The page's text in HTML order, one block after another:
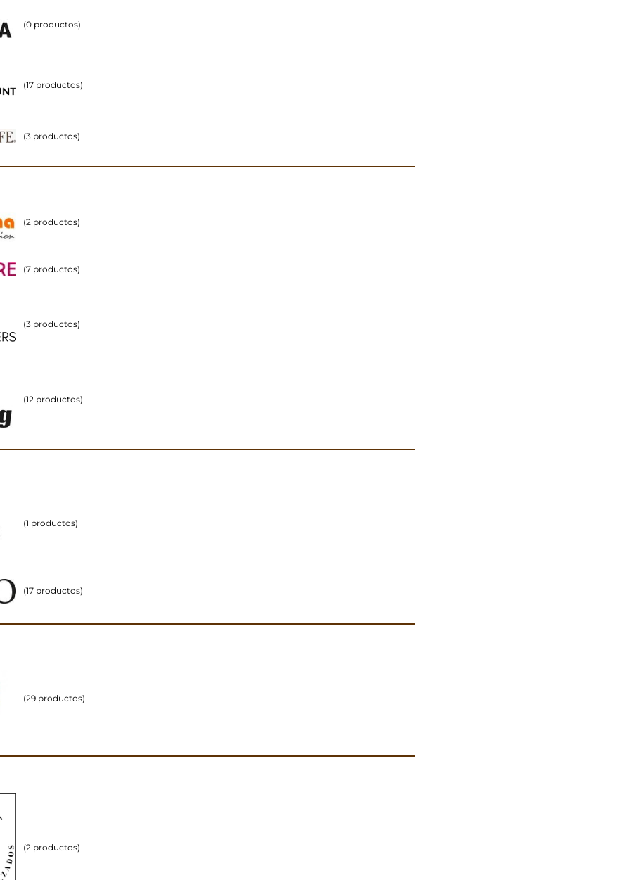
(0 productos)
(17 productos)
(3 productos)
(2 productos)
(7 productos)
(3 productos)
(12 productos)
(1 productos)
(17 productos)
(29 productos)
(2 productos)